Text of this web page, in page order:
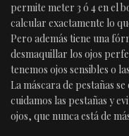
permite meter 3 ó 4 en el
calcular exactamente lo
Pero además tiene una
desmaquillar los ojos
tenemos ojos sensibles o
La máscara de pestañas
cuidamos las pestañas y
ojos, que nunca está de